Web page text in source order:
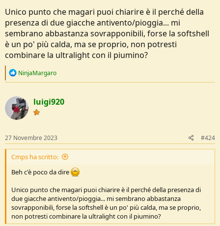
Unico punto che magari puoi chiarire è il perché della
presenza di due giacche antivento/pioggia... mi
sembrano abbastanza sovrapponibili, forse la softshell
è un po' più calda, ma se proprio, non potresti
combinare la ultralight con il piumino?
R
c
t
i
o
s
:
NinjaMargaro
luigi920
27 Novembre 2023 #424
Cmps ha scritto:
Beh c'è poco da dire
Unico punto che magari puoi chiarire è il perché della presenza di
due giacche antivento/pioggia... mi sembrano abbastanza
sovrapponibili, forse la softshell è un po' più calda, ma se proprio,
non potresti combinare la ultralight con il piumino?